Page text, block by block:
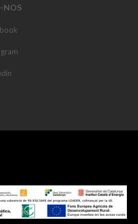
NOS